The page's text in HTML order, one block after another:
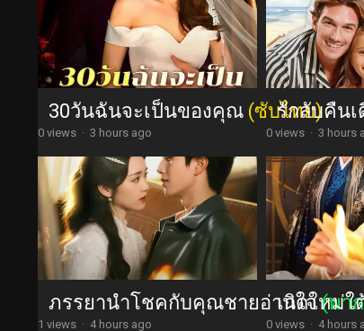
30วันฉันจะเป็นของคุณ (ซับไทย)
0 views · 3 hours ago
รักลับคืน
0 views · 3 hours
ภรรยานำโชคกับคุณชายอ่านใจ(พา
1 views · 4 hours ago
เกิดใหม่
0 views · 4 hours